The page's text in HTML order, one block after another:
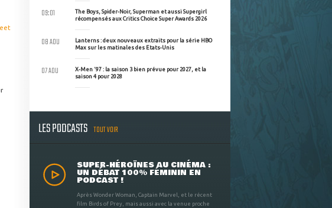
The Boys, Spider-Noir, Superman et aussi Supergirl
récompensés aux Critics Choice Super Awards 2026
09:01
Lanterns : deux nouveaux extraits pour la série HBO
Max sur les matinales des Etats-Unis
08 AOU
X-Men '97 : la saison 3 bien prévue pour 2027, et la
saison 4 pour 2028
07 AOU
LES PODCASTS TOUT VOIR
SUPER-HÉROÏNES AU CINÉMA :
UN DÉBAT 100% FÉMININ EN
PODCAST !
Après Wonder Woman, Captain Marvel, et le récent
film Birds of Prey, mais aussi avec la venue proche